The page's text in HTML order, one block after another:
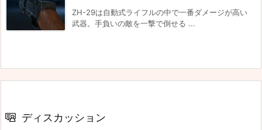
ZH-29は自動式ライフルの中で一番ダメージが高い
武器。手負いの敵を一撃で倒せる ...
ディスカッション